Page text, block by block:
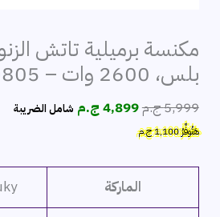
مكنسة برميلية تاتش
بلس، 2600 وات – 40805
5,999ج.مالسعر
الأصلي
4,899ج.م السعر
شامل الضريبة
هَتُوفِّرُ1,100ج.م
الماركة